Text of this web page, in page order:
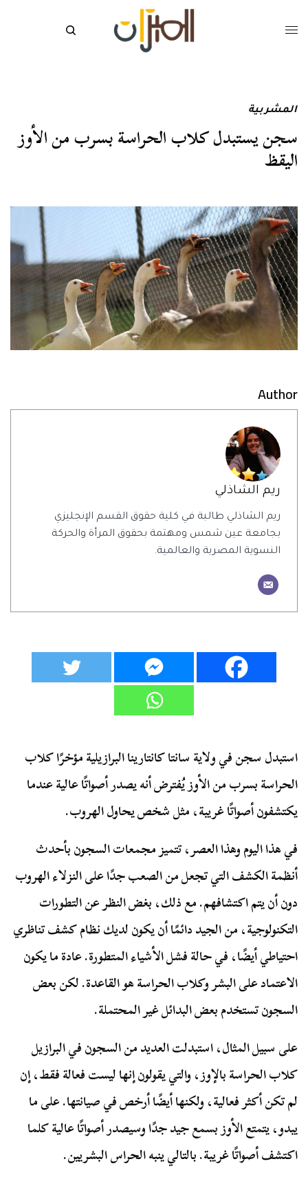
المشربية
سجن يستبدل كلاب الحراسة بسرب من الأوز
اليقظ
Author
ريم الشاذلي
ريم الشاذلي طالبة في كلية حقوق القسم الإنجليزي
بجامعة عين شمس ومهتمة بحقوق المرأة والحركة
النسوية المصرية والعالمية.
استبدل سجن في ولاية سانتا كانتارينا البرازيلية مؤخرًا كلاب
الحراسة بسرب من الأوز يُفترض أنه يصدر أصواتًا عالية عندما
يكتشفون أصواتًا غريبة، مثل شخص يحاول الهروب.
في هذا اليوم وهذا العصر، تتميز مجمعات السجون بأحدث
أنظمة الكشف التي تجعل من الصعب جدًا على النزلاء الهروب
دون أن يتم اكتشافهم. مع ذلك، بغض النظر عن التطورات
التكنولوجية، من الجيد دائمًا أن يكون لديك نظام كشف تناظري
احتياطي أيضًا، في حالة فشل الأشياء المتطورة. عادة ما يكون
الاعتماد على البشر وكلاب الحراسة هو القاعدة. لكن بعض
السجون تستخدم بعض البدائل غير المحتملة.
على سبيل المثال، استبدلت العديد من السجون في البرازيل
كلاب الحراسة بالإوز، والتي يقولون إنها ليست فعالة فقط، إن
لم تكن أكثر فعالية، ولكنها أيضًا أرخص في صيانتها. على ما
يبدو، يتمتع الأوز بسمع جيد جدًا وسيصدر أصواتًا عالية كلما
اكتشف أصواتًا غريبة. بالتالي ينبه الحراس البشريين.